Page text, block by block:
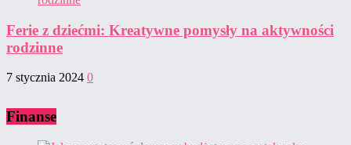
Ferie z dziećmi: Kreatywne pomysły na aktywności
rodzinne
7 stycznia 2024 0
Finanse